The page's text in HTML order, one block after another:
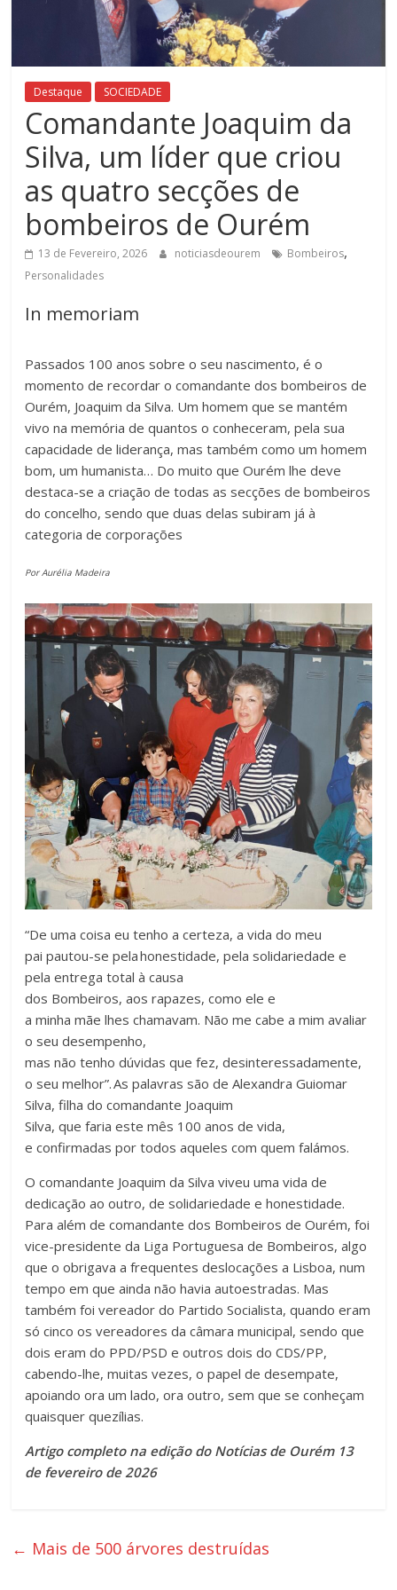
Destaque SOCIEDADE
Comandante Joaquim da
Silva, um líder que criou
as quatro secções de
bombeiros de Ourém
13 de Fevereiro, 2026 noticiasdeourem Bombeiros,
Personalidades
In memoriam
Passados 100 anos sobre o seu nascimento, é o
momento de recordar o comandante dos bombeiros de
Ourém, Joaquim da Silva. Um homem que se mantém
vivo na memória de quantos o conheceram, pela sua
capacidade de liderança, mas também como um homem
bom, um humanista… Do muito que Ourém lhe deve
destaca-se a criação de todas as secções de bombeiros
do concelho, sendo que duas delas subiram já à
categoria de corporações
Por Aurélia Madeira
“De uma coisa eu tenho a certeza, a vida do meu
pai pautou-se pela honestidade, pela solidariedade e
pela entrega total à causa
dos Bombeiros, aos rapazes, como ele e
a minha mãe lhes chamavam. Não me cabe a mim avaliar
o seu desempenho,
mas não tenho dúvidas que fez, desinteressadamente,
o seu melhor”. As palavras são de Alexandra Guiomar
Silva, filha do comandante Joaquim
Silva, que faria este mês 100 anos de vida,
e confirmadas por todos aqueles com quem falámos.
O comandante Joaquim da Silva viveu uma vida de
dedicação ao outro, de solidariedade e honestidade.
Para além de comandante dos Bombeiros de Ourém, foi
vice-presidente da Liga Portuguesa de Bombeiros, algo
que o obrigava a frequentes deslocações a Lisboa, num
tempo em que ainda não havia autoestradas. Mas
também foi vereador do Partido Socialista, quando eram
só cinco os vereadores da câmara municipal, sendo que
dois eram do PPD/PSD e outros dois do CDS/PP,
cabendo-lhe, muitas vezes, o papel de desempate,
apoiando ora um lado, ora outro, sem que se conheçam
quaisquer quezílias.
Artigo completo na edição do Notícias de Ourém 13
de fevereiro de 2026
← Mais de 500 árvores destruídas